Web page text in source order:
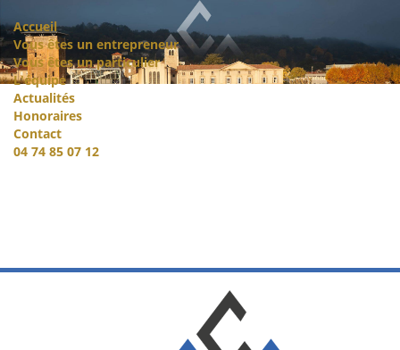
Accueil
Vous êtes un entrepreneur
Vous êtes un particulier
L'équipe
Actualités
Honoraires
Contact
04 74 85 07 12